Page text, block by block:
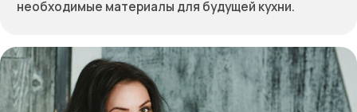
+7 (495) 744 74 20
Позвоните нам по телефону: